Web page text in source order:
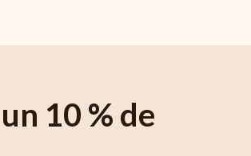
10 % de